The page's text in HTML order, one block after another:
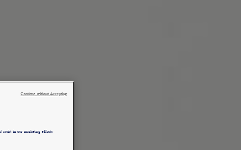
in our marketing efforts.
Continue without Accepting